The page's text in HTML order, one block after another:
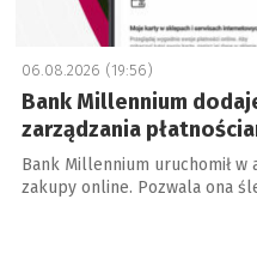
06.08.2026 (19:56)
Bank Millennium
zarządzania
Bank Millennium uruchomił
zakupy online. Pozwala ona